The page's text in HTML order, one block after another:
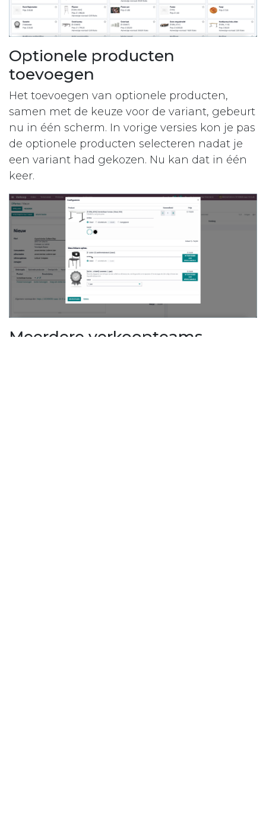
Optionele producten
toevoegen
Het toevoegen van optionele producten,
samen met de keuze voor de variant, gebeurt
nu in één scherm. In vorige versies kon je pas
de optionele producten selecteren nadat je
een variant had gekozen. Nu kan dat in één
keer.
Meerdere verkoopteams